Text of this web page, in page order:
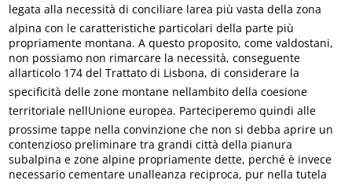
legata alla necessità di conciliare larea più vasta della zona
alpina con le caratteristiche particolari della parte più
propriamente montana. A questo proposito, come valdostani,
non possiamo non rimarcare la necessità, conseguente
allarticolo 174 del Trattato di Lisbona, di considerare la
specificità delle zone montane nellambito della coesione
territoriale nellUnione europea. Parteciperemo quindi alle
prossime tappe nella convinzione che non si debba aprire un
contenzioso preliminare tra grandi città della pianura
subalpina e zone alpine propriamente dette, perché è invece
necessario cementare unalleanza reciproca, pur nella tutela